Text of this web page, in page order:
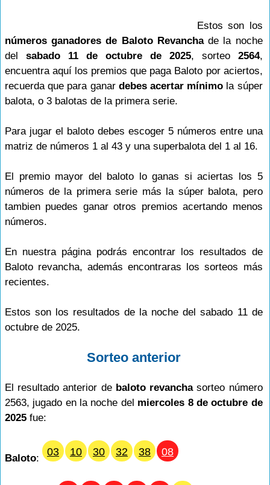
Estos son los
números ganadores de Baloto Revanchade la noche
del sabado 11 de octubre de 2025, sorteo 2564,
encuentra aquí los premios que paga Baloto por aciertos,
recuerda que para ganar debes acertar mínimo la súper
balota, o 3 balotas de la primera serie.
Para jugar el baloto debes escoger 5 números entre una
matriz de números 1 al 43 y una superbalota del 1 al 16.
El premio mayor del baloto lo ganas si aciertas los 5
números de la primera serie más la súper balota, pero
tambien puedes ganar otros premios acertando menos
números.
En nuestra página podrás encontrar los resultados de
Baloto revancha, además encontraras los sorteos más
recientes.
Estos son los resultados de la noche del sabado 11 de
octubre de 2025.
Sorteo anterior
El resultado anterior de baloto revanchasorteo número
2563, jugado en la noche del miercoles 8 de octubre de
2025 fue:
Baloto:
03 10 30 32 38 08